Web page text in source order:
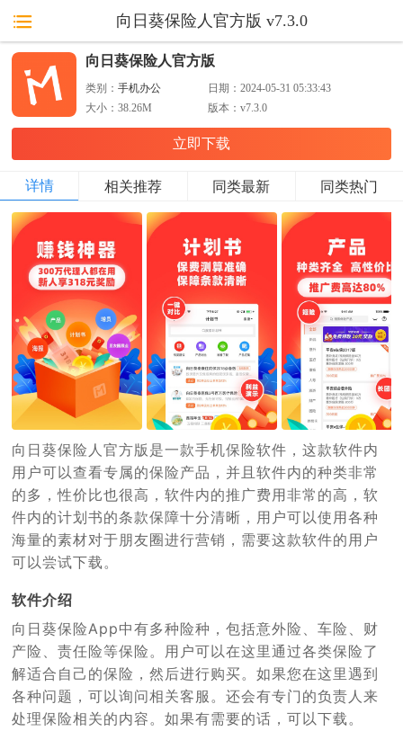
向日葵保险人官方版 v7.3.0
向日葵保险人官方版
类别：手机办公 日期：2024-05-31 05:33:43
大小：38.26M 版本：v7.3.0
立即下载
详情 相关推荐 同类最新 同类热门
向日葵保险人官方版是一款手机保险软件，这款软件内
用户可以查看专属的保险产品，并且软件内的种类非常
的多，性价比也很高，软件内的推广费用非常的高，软
件内的计划书的条款保障十分清晰，用户可以使用各种
海量的素材对于朋友圈进行营销，需要这款软件的用户
可以尝试下载。
软件介绍
向日葵保险App中有多种险种，包括意外险、车险、财
产险、责任险等保险。用户可以在这里通过各类保险了
解适合自己的保险，然后进行购买。如果您在这里遇到
各种问题，可以询问相关客服。还会有专门的负责人来
处理保险相关的内容。如果有需要的话，可以下载。